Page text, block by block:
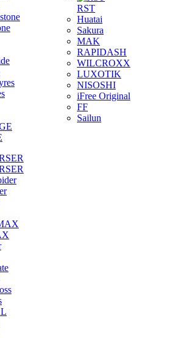
RST
Huatai
Sakura
MAK
RAPIDASH
WILCROXX
LUXOTIK
NISOSHI
iFree Original
FF
Sailun